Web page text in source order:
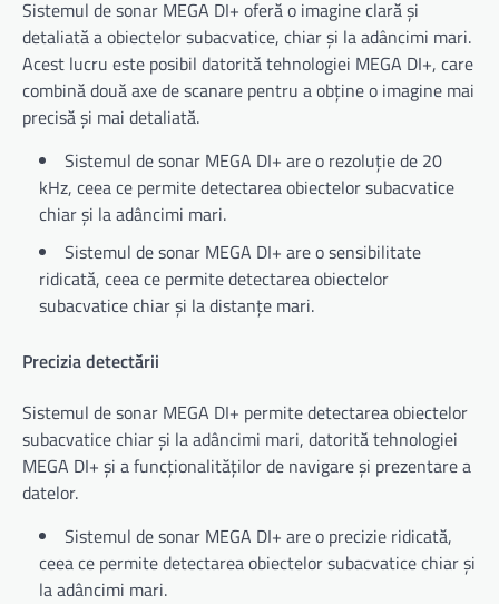
Sistemul de sonar MEGA DI+ oferă o imagine clară și
detaliată a obiectelor subacvatice, chiar și la adâncimi mari.
Acest lucru este posibil datorită tehnologiei MEGA DI+, care
combină două axe de scanare pentru a obține o imagine mai
precisă și mai detaliată.
Sistemul de sonar MEGA DI+ are o rezoluție de 20
kHz, ceea ce permite detectarea obiectelor subacvatice
chiar și la adâncimi mari.
Sistemul de sonar MEGA DI+ are o sensibilitate
ridicată, ceea ce permite detectarea obiectelor
subacvatice chiar și la distanțe mari.
Precizia detectării
Sistemul de sonar MEGA DI+ permite detectarea obiectelor
subacvatice chiar și la adâncimi mari, datorită tehnologiei
MEGA DI+ și a funcționalităților de navigare și prezentare a
datelor.
Sistemul de sonar MEGA DI+ are o precizie ridicată,
ceea ce permite detectarea obiectelor subacvatice chiar și
la adâncimi mari.